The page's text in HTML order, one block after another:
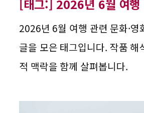
[태그:] 2026년 6월 여행
2026년 6월 여행 관련 문화·영
글을 모은 태그입니다. 작품 해
적 맥락을 함께 살펴봅니다.